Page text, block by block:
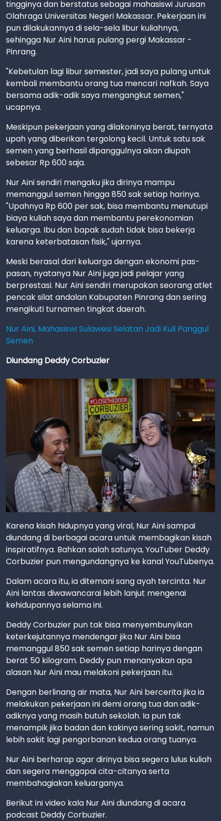
tingginya dan berstatus sebagai mahasiswi Jurusan
Olahraga Universitas Negeri Makassar. Pekerjaan ini
pun dilakukannya di sela-sela libur kuliahnya,
sehingga Nur Aini harus pulang pergi Makassar -
Pinrang.
"Kebetulan lagi libur semester, jadi saya pulang untuk
kembali membantu orang tua mencari nafkah. Saya
bersama adik-adik saya mengangkut semen,"
ucapnya.
Meskipun pekerjaan yang dilakoninya berat, ternyata
upah yang diberikan tergolong kecil. Untuk satu sak
semen yang berhasil dipanggulnya akan diupah
sebesar Rp 600 saja.
Nur Aini sendiri mengaku jika dirinya mampu
memanggul semen hingga 850 sak setiap harinya.
"Upahnya Rp 600 per sak, bisa membantu menutupi
biaya kuliah saya dan membantu perekonomian
keluarga. Ibu dan bapak sudah tidak bisa bekerja
karena keterbatasan fisik," ujarnya.
Meski berasal dari keluarga dengan ekonomi pas-
pasan, nyatanya Nur Aini juga jadi pelajar yang
berprestasi. Nur Aini sendiri merupakan seorang atlet
pencak silat andalan Kabupaten Pinrang dan sering
mengikuti turnamen tingkat daerah.
Nur Aini, Mahasiswi Sulawesi Selatan Jadi Kuli Panggul
Semen
Diundang Deddy Corbuzier
Karena kisah hidupnya yang viral, Nur Aini sampai
diundang di berbagai acara untuk membagikan kisah
inspiratifnya. Bahkan salah satunya, YouTuber Deddy
Corbuzier pun mengundangnya ke kanal YouTubenya.
Dalam acara itu, ia ditemani sang ayah tercinta. Nur
Aini lantas diwawancarai lebih lanjut mengenai
kehidupannya selama ini.
Deddy Corbuzier pun tak bisa menyembunyikan
keterkejutannya mendengar jika Nur Aini bisa
memanggul 850 sak semen setiap harinya dengan
berat 50 kilogram. Deddy pun menanyakan apa
alasan Nur Aini mau melakoni pekerjaan itu.
Dengan berlinang air mata, Nur Aini bercerita jika ia
melakukan pekerjaan ini demi orang tua dan adik-
adiknya yang masih butuh sekolah. Ia pun tak
menampik jika badan dan kakinya sering sakit, namun
lebih sakit lagi pengorbanan kedua orang tuanya.
Nur Aini berharap agar dirinya bisa segera lulus kuliah
dan segera menggapai cita-citanya serta
membahagiakan keluarganya.
Berikut ini video kala Nur Aini diundang di acara
podcast Deddy Corbuzier.